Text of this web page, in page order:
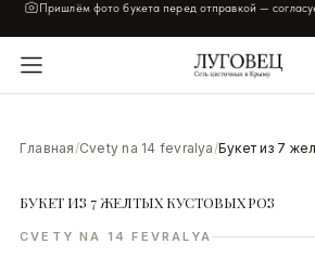
Пришлём фото букета перед отправкой —
Главная/Cvety na 14 fevralya/Букет из 7
БУКЕТ ИЗ 7 ЖЕЛТЫХ КУСТОВЫХ РОЗ
CVETY NA 14 FEVRALYA